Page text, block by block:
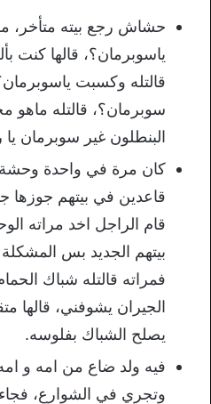
حشاش رجع بيته متأخر،
ياسوبرمان؟، قالها كنت
قالتله وكسبت
سوبرمان؟، قالتله ماهو
البنطلون غير سوبرمان
كان مرة في واحدة وحشة
قاعدين في بيتهم جوزها
قام الراجل اخد مراته
بيتهم الجديد بس
فمراته قالتله شباك
الجيران يشوفني، قالها
يصلح الشباك بفلوسه.
فيه ولد ضاع من امه و
وتجري في الشوارع،